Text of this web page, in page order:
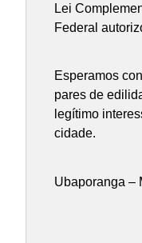
Lei
Federal
Esperamos
pares de
legítimo
cidade.
Ubaporanga –